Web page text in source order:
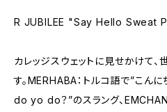
R JUBILEE "Say Hello Sweat
カレッジスウェットに見せかけて、
す。MERHABA：トルコ語で”こん
do yo do？”のスラング、